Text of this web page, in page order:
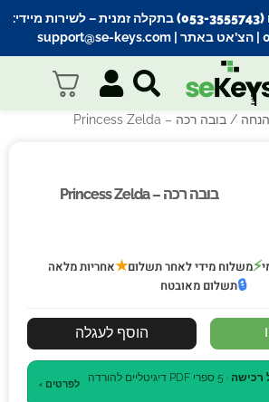
– לשירות מיידי:
| הצ’אט באתר | support@se-keys.com
/ בובה רכה – Princess Zelda
בובה רכה – Princess Zelda
בובה רכה – Princess Zelda
⚡משלוח מידי לאחר תשלום★אחריות מלאה
🔒תשלום מאובטח
הוסף לעגלה
רכישה
· 5 ספרי PDF דיגיטליים להורדה
לפרטים ›